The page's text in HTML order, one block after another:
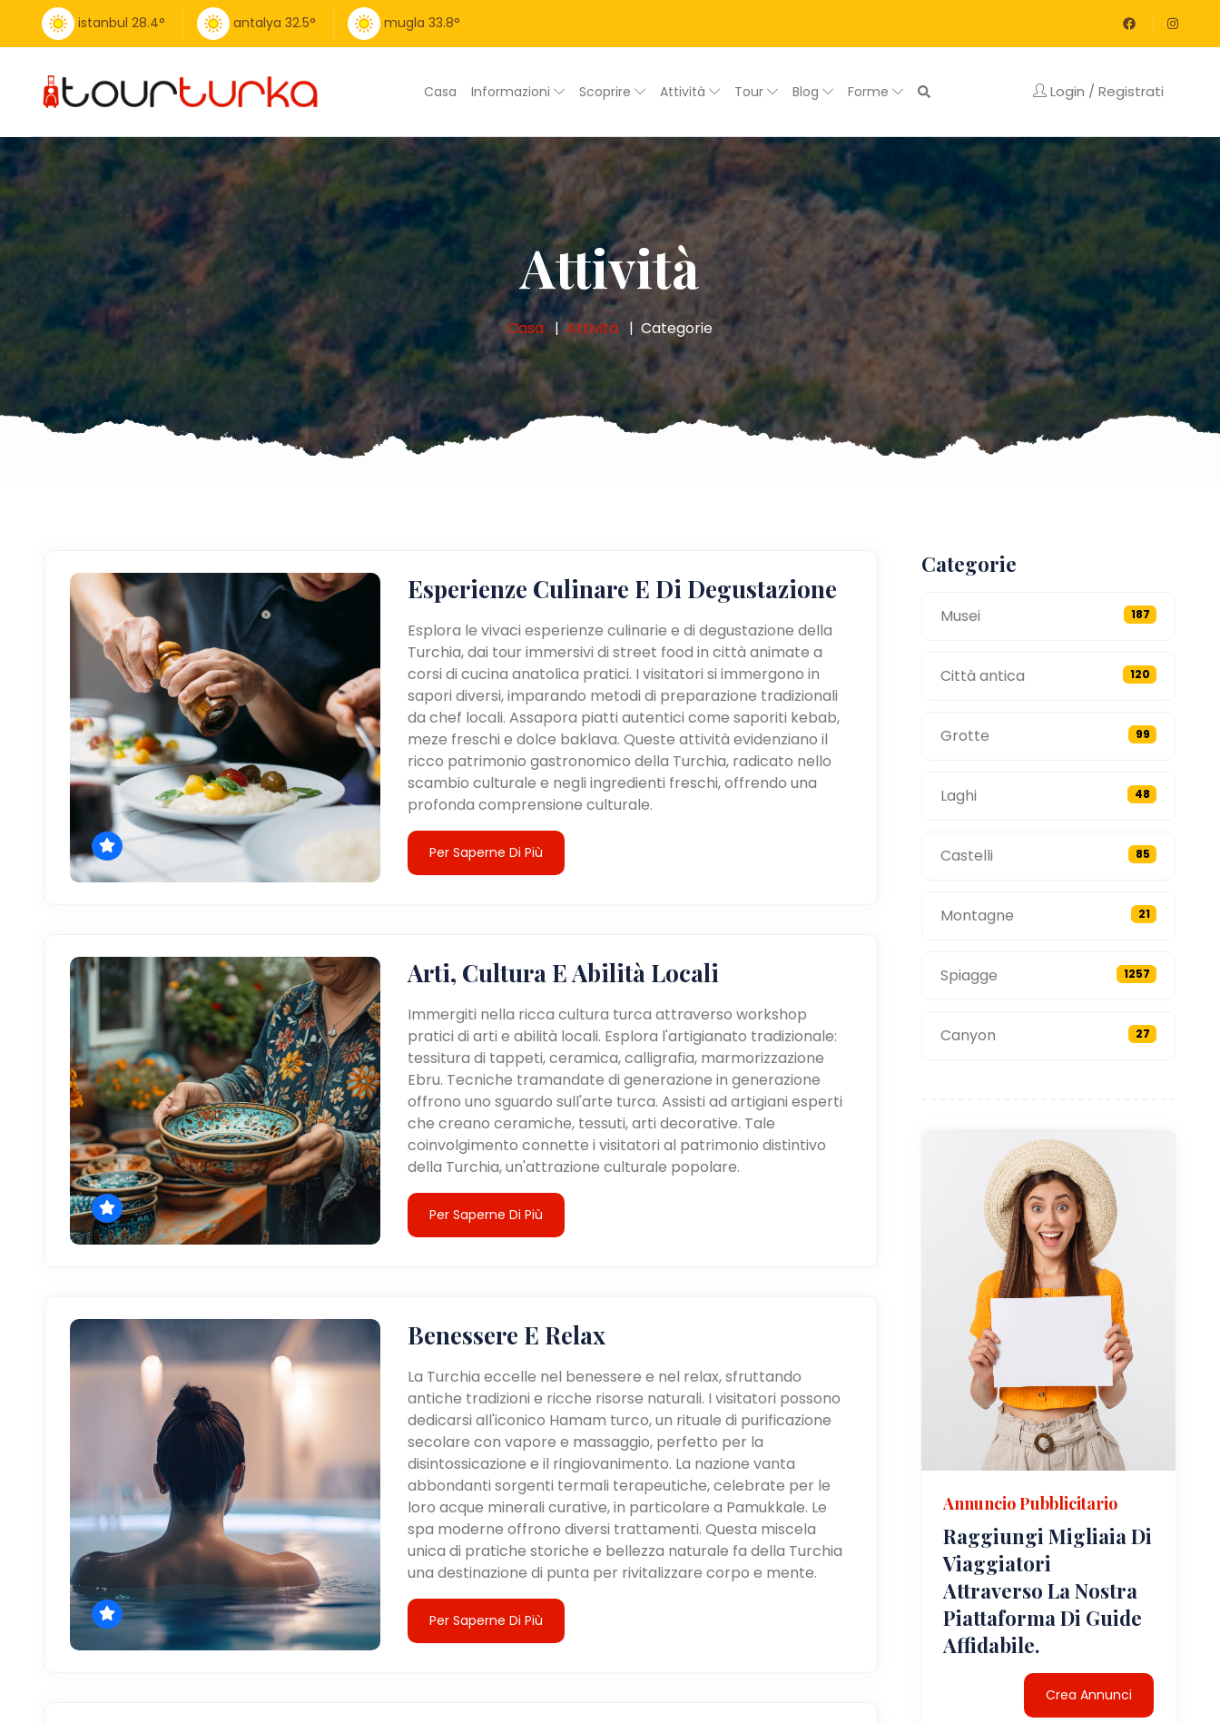
istanbul 28.4° antalya 32.5° mugla 33.8°
Casa Informazioni Scoprire Attività Tour Blog Forme Login / Registrati
Attività
Casa Attività Categorie
Esperienze Culinare E Di Degustazione
Esplora le vivaci esperienze culinarie e di degustazione della
Turchia, dai tour immersivi di street food in città animate a
corsi di cucina anatolica pratici. I visitatori si immergono in
sapori diversi, imparando metodi di preparazione tradizionali
da chef locali. Assapora piatti autentici come saporiti kebab,
meze freschi e dolce baklava. Queste attività evidenziano il
ricco patrimonio gastronomico della Turchia, radicato nello
scambio culturale e negli ingredienti freschi, offrendo una
profonda comprensione culturale.
Per Saperne Di Più
Arti, Cultura E Abilità Locali
Immergiti nella ricca cultura turca attraverso workshop
pratici di arti e abilità locali. Esplora l'artigianato tradizionale:
tessitura di tappeti, ceramica, calligrafia, marmorizzazione
Ebru. Tecniche tramandate di generazione in generazione
offrono uno sguardo sull'arte turca. Assisti ad artigiani esperti
che creano ceramiche, tessuti, arti decorative. Tale
coinvolgimento connette i visitatori al patrimonio distintivo
della Turchia, un'attrazione culturale popolare.
Per Saperne Di Più
Benessere E Relax
La Turchia eccelle nel benessere e nel relax, sfruttando
antiche tradizioni e ricche risorse naturali. I visitatori possono
dedicarsi all'iconico Hamam turco, un rituale di purificazione
secolare con vapore e massaggio, perfetto per la
disintossicazione e il ringiovanimento. La nazione vanta
abbondanti sorgenti termali terapeutiche, celebrate per le
loro acque minerali curative, in particolare a Pamukkale. Le
spa moderne offrono diversi trattamenti. Questa miscela
unica di pratiche storiche e bellezza naturale fa della Turchia
una destinazione di punta per rivitalizzare corpo e mente.
Per Saperne Di Più
Categorie
Musei 187
Città antica 120
Grotte 99
Laghi 48
Castelli 85
Montagne 21
Spiagge 1257
Canyon 27
Annuncio Pubblicitario
Raggiungi Migliaia Di
Viaggiatori
Attraverso La Nostra
Piattaforma Di Guide
Affidabile.
Crea Annunci